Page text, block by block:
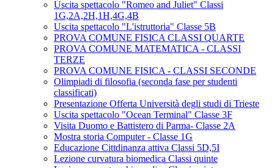
Uscita spettacolo "Romeo and Juliet" Classi
1G,2A,2H,1H,4G,4B
Uscita spettacolo "L'istruttoria" Classe 5B
PROVA COMUNE FISICA CLASSI QUARTE
PROVA COMUNE MATEMATICA - CLASSI
TERZE
PROVA COMUNE FISICA - CLASSI SECONDE
Olimpiadi di filosofia (seconda fase per studenti
classificati)
Presentazione Offerta Università degli studi di Trieste
Uscita spettacolo "Ocean Terminal" Classe 3F
Visita Duomo e Battistero di Parma- Classe 2A
Mostra storia Computer - Classe 1G
Educazione Cittdinanza attiva Classi 5D,5I
Lezione curvatura biomedica Classi quinte